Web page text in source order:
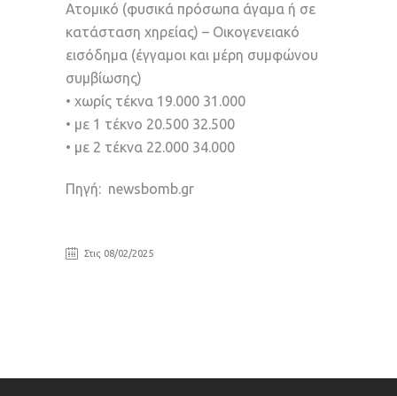
Ατομικό (φυσικά πρόσωπα άγαμα ή σε
κατάσταση χηρείας) – Οικογενειακό
εισόδημα (έγγαμοι και μέρη συμφώνου
συμβίωσης)
• χωρίς τέκνα 19.000 31.000
• με 1 τέκνο 20.500 32.500
• με 2 τέκνα 22.000 34.000
Πηγή: newsbomb.gr
Στις 08/02/2025